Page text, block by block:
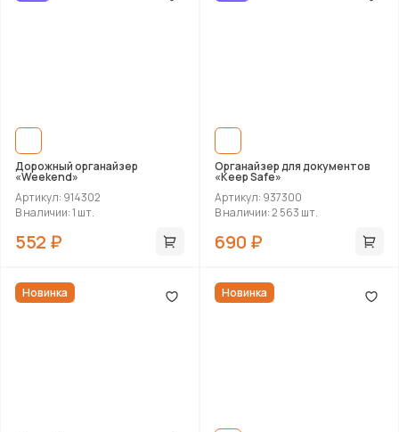
Дорожный органайзер
«Weekend»
Артикул: 914302
В наличии: 1 шт.
552 ₽
Органайзер для документов
«Keep Safe»
Артикул: 937300
В наличии: 2 563 шт.
690 ₽
Новинка Новинка